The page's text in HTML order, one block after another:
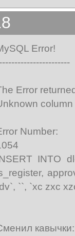
Error!
Error
Number:
INTO
``, `xc zxc
кавычки: